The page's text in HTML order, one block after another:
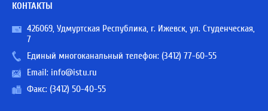
КОНТАКТЫ
426069, Удмуртская Республика, г. Ижевск, ул. Студенческая,
7
Единый многоканальный телефон: (3412) 77-60-55
Email: info@istu.ru
Факс: (3412) 50-40-55